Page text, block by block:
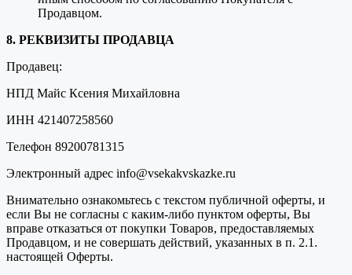
Продавцом.
8. РЕКВИЗИТЫ ПРОДАВЦА
Продавец:
НПД Майс Ксения Михайловна
ИНН 421407258560
Телефон 89200781315
Электронный адрес info@vsekakvskazke.ru
Внимательно ознакомьтесь с текстом публичной оферты, и
если Вы не согласны с каким-либо пунктом оферты, Вы
вправе отказаться от покупки Товаров, предоставляемых
Продавцом, и не совершать действий, указанных в п. 2.1.
настоящей Оферты.